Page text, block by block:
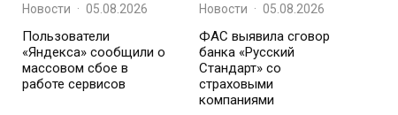
Новости · 05.08.2026
Пользователи
«Яндекса» сообщили о
массовом сбое в
работе сервисов
Новости · 05.08.2026
ФАС выявила сговор
банка «Русский
Стандарт» со
страховыми
компаниями